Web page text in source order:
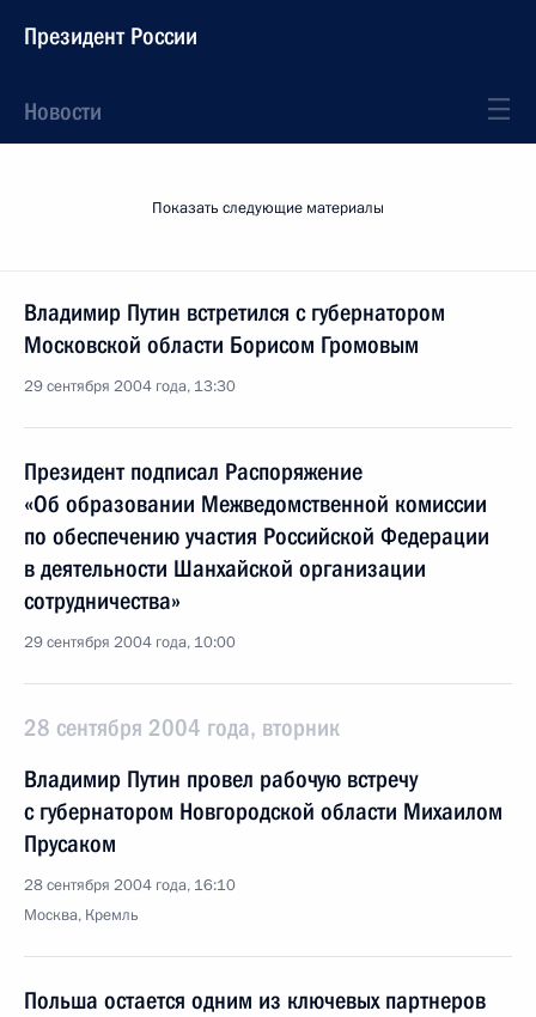
Президент России
Новости
Показать следующие материалы
Владимир Путин встретился с губернатором
Московской области Борисом Громовым
29 сентября 2004 года, 13:30
Президент подписал Распоряжение
«Об образовании Межведомственной комиссии
по обеспечению участия Российской Федерации
в деятельности Шанхайской организации
сотрудничества»
29 сентября 2004 года, 10:00
28 сентября 2004 года, вторник
Владимир Путин провел рабочую встречу
с губернатором Новгородской области Михаилом
Прусаком
28 сентября 2004 года, 16:10
Москва, Кремль
Польша остается одним из ключевых партнеров